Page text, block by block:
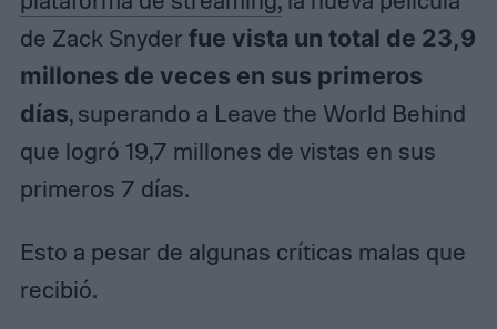
de Zack Snyder fue vista un total de 23,9
millones de veces en sus primeros
días, superando a Leave the World Behind
que logró 19,7 millones de vistas en sus
primeros 7 días.
Esto a pesar de algunas críticas malas que
recibió.